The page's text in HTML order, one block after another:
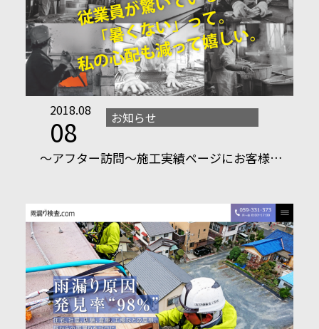
2018.08
08 お知らせ
～アフター訪問～施工実績ページにお客様…